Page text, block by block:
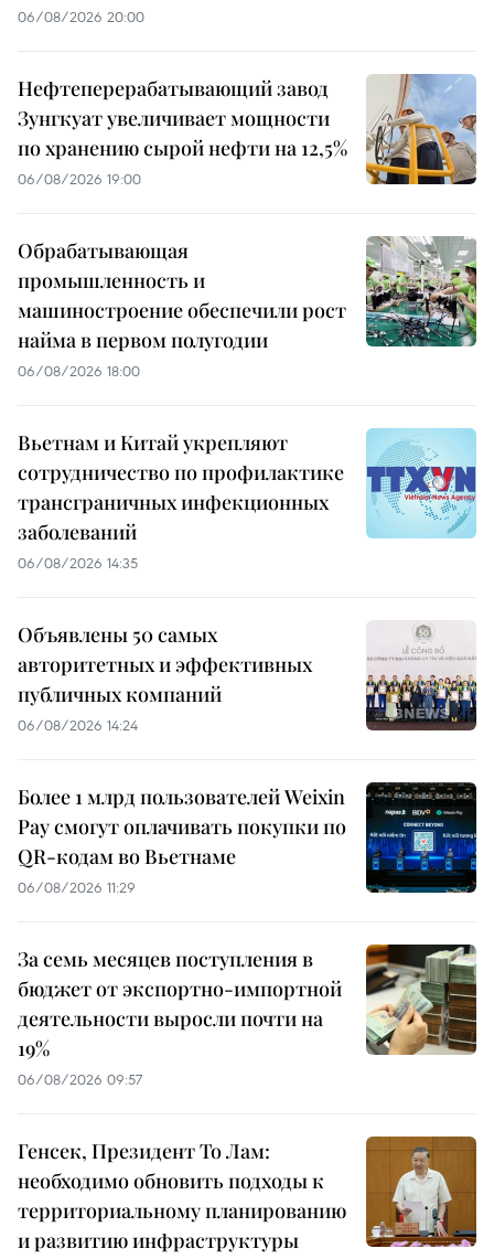
06/08/2026 20:00
Нефтеперерабатывающий завод
Зунгкуат увеличивает мощности
по хранению сырой нефти на 12,5%
06/08/2026 19:00
Обрабатывающая
промышленность и
машиностроение обеспечили рост
найма в первом полугодии
06/08/2026 18:00
Вьетнам и Китай укрепляют
сотрудничество по профилактике
трансграничных инфекционных
заболеваний
06/08/2026 14:35
Объявлены 50 самых
авторитетных и эффективных
публичных компаний
06/08/2026 14:24
Более 1 млрд пользователей Weixin
Pay смогут оплачивать покупки по
QR-кодам во Вьетнаме
06/08/2026 11:29
За семь месяцев поступления в
бюджет от экспортно-импортной
деятельности выросли почти на
19%
06/08/2026 09:57
Генсек, Президент То Лам:
необходимо обновить подходы к
территориальному планированию
и развитию инфраструктуры